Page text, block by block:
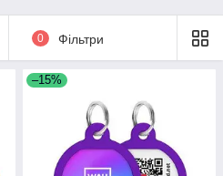
0 Фільтри
–15%